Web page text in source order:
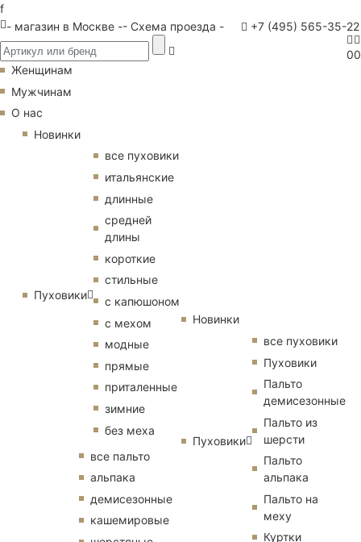
f
- магазин в Москве -- Схема проезда - +7 (495) 565-35-22
00
Женщинам
Мужчинам
О нас
Новинки
Пуховики
все пуховики
итальянские
длинные
средней
длины
короткие
стильные
с капюшоном
с мехом
модные
прямые
приталенные
зимние
без меха
все пальто
альпака
демисезонные
кашемировые
Новинки
Пуховики
все пуховики
Пуховики
Пальто
демисезонные
Пальто из
шерсти
Пальто
альпака
Пальто на
меху
Куртки